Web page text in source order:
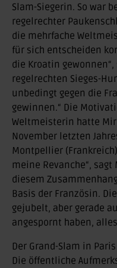
Slam-Siegerin. So war
regelrechter
die mehrfache
für sich entscheiden
die Kroatin
regelrechten Sieges-
unbedingt gegen die
gewinnen.“ Die
Weltmeisterin hatte
November letzten
Montpellier
meine Revanche“,
diesem
Basis der Französin.
gejubelt, aber gerade
angespornt haben,
Der Grand-Slam in
Die öffentliche